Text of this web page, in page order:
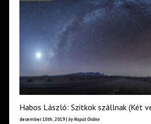
Habos László: Szitkok szállnak (Két
december 10th, 2019 | by Napút Online